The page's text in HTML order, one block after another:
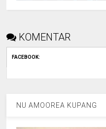
KOMENTAR
FACEBOOK:
NU AMOOREA KUPANG